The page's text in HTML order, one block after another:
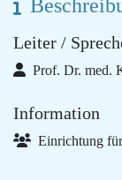
Leiter /
Prof. Dr. med.
Information
Einrichtung